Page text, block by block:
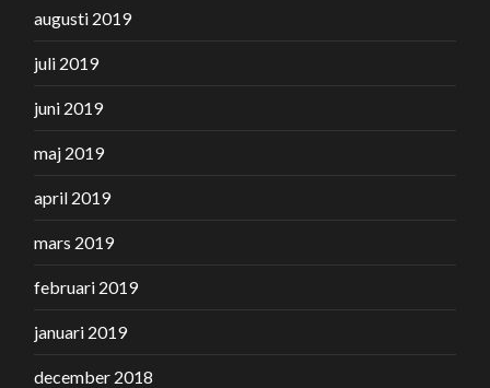
augusti 2019
juli 2019
juni 2019
maj 2019
april 2019
mars 2019
februari 2019
januari 2019
december 2018